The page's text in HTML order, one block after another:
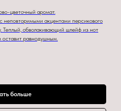
цветочный аромат.
акцентами персикового
Теплый, обволакивающий шлейф из нот
оставит равнодушным.
больше